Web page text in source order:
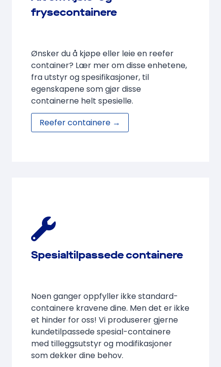
frysecontainere
Ønsker du å kjøpe eller leie en reefer
container? Lær mer om disse enhetene,
fra utstyr og spesifikasjoner, til
egenskapene som gjør disse
containerne helt spesielle.
Reefer containere →
Spesialtilpassede containere
Noen ganger oppfyller ikke standard-
containere kravene dine. Men det er ikke
et hinder for oss! Vi produserer gjerne
kundetilpassede spesial-containere
med tilleggsutstyr og modifikasjoner
som dekker dine behov.